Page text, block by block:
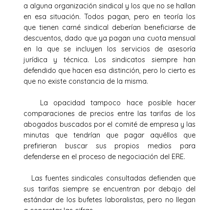
a alguna organización sindical y los que no se hallan
en esa situación. Todos pagan, pero en teoría los
que tienen carné sindical deberían beneficiarse de
descuentos, dado que ya pagan una cuota mensual
en la que se incluyen los servicios de asesoría
jurídica y técnica. Los sindicatos siempre han
defendido que hacen esa distinción, pero lo cierto es
que no existe constancia de la misma.
La opacidad tampoco hace posible hacer
comparaciones de precios entre las tarifas de los
abogados buscados por el comité de empresa y las
minutas que tendrían que pagar aquéllos que
prefirieran buscar sus propios medios para
defenderse en el proceso de negociación del ERE.
Las fuentes sindicales consultadas defienden que
sus tarifas siempre se encuentran por debajo del
estándar de los bufetes laboralistas, pero no llegan